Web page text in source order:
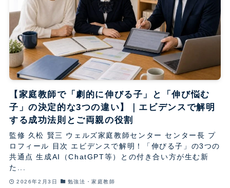
【家庭教師で「劇的に伸びる子」と「伸び悩む
子」の決定的な3つの違い】｜エビデンスで解明
する成功法則とご両親の役割
監修 久松 賢三 ウェルズ家庭教師センター センター長 プ
ロフィール 目次 エビデンスで解明！「伸びる子」の3つの
共通点 生成AI（ChatGPT等）との付き合い方が生む新
た...
2026年2月3日 勉強法・家庭教師